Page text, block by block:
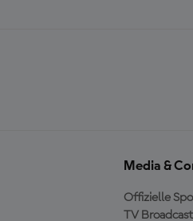
Media &
Offizielle
TV Broadcast